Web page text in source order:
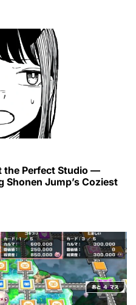
the Perfect Studio —
Shonen Jump’s Coziest